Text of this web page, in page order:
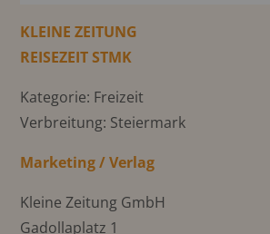
KLEINE ZEITUNG
REISEZEIT STMK
Kategorie: Freizeit
Verbreitung: Steiermark
Marketing / Verlag
Kleine Zeitung GmbH
Gadollaplatz 1